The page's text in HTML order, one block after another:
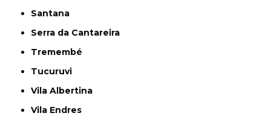
Santana
Serra da Cantareira
Tremembé
Tucuruvi
Vila Albertina
Vila Endres